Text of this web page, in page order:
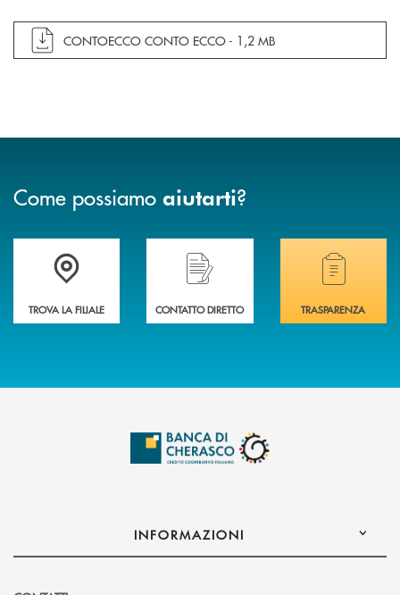
apre documento in una nuova finestra
CONTOECCO CONTO ECCO - 1,2 MB
Come possiamo aiutarti?
Accedi all' elenco completo delle filiali .
TROVA LA FILIALE
Hai bisogno di assistenza immediata?
CONTATTO DIRETTO
Hai bisogno di
TRASPARENZA
INFORMAZIONI